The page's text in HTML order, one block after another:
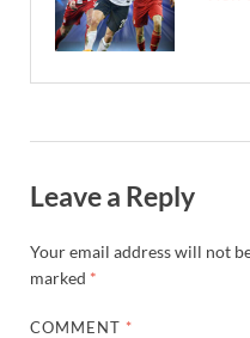
Leave a Reply
Your email address will not
marked *
COMMENT *